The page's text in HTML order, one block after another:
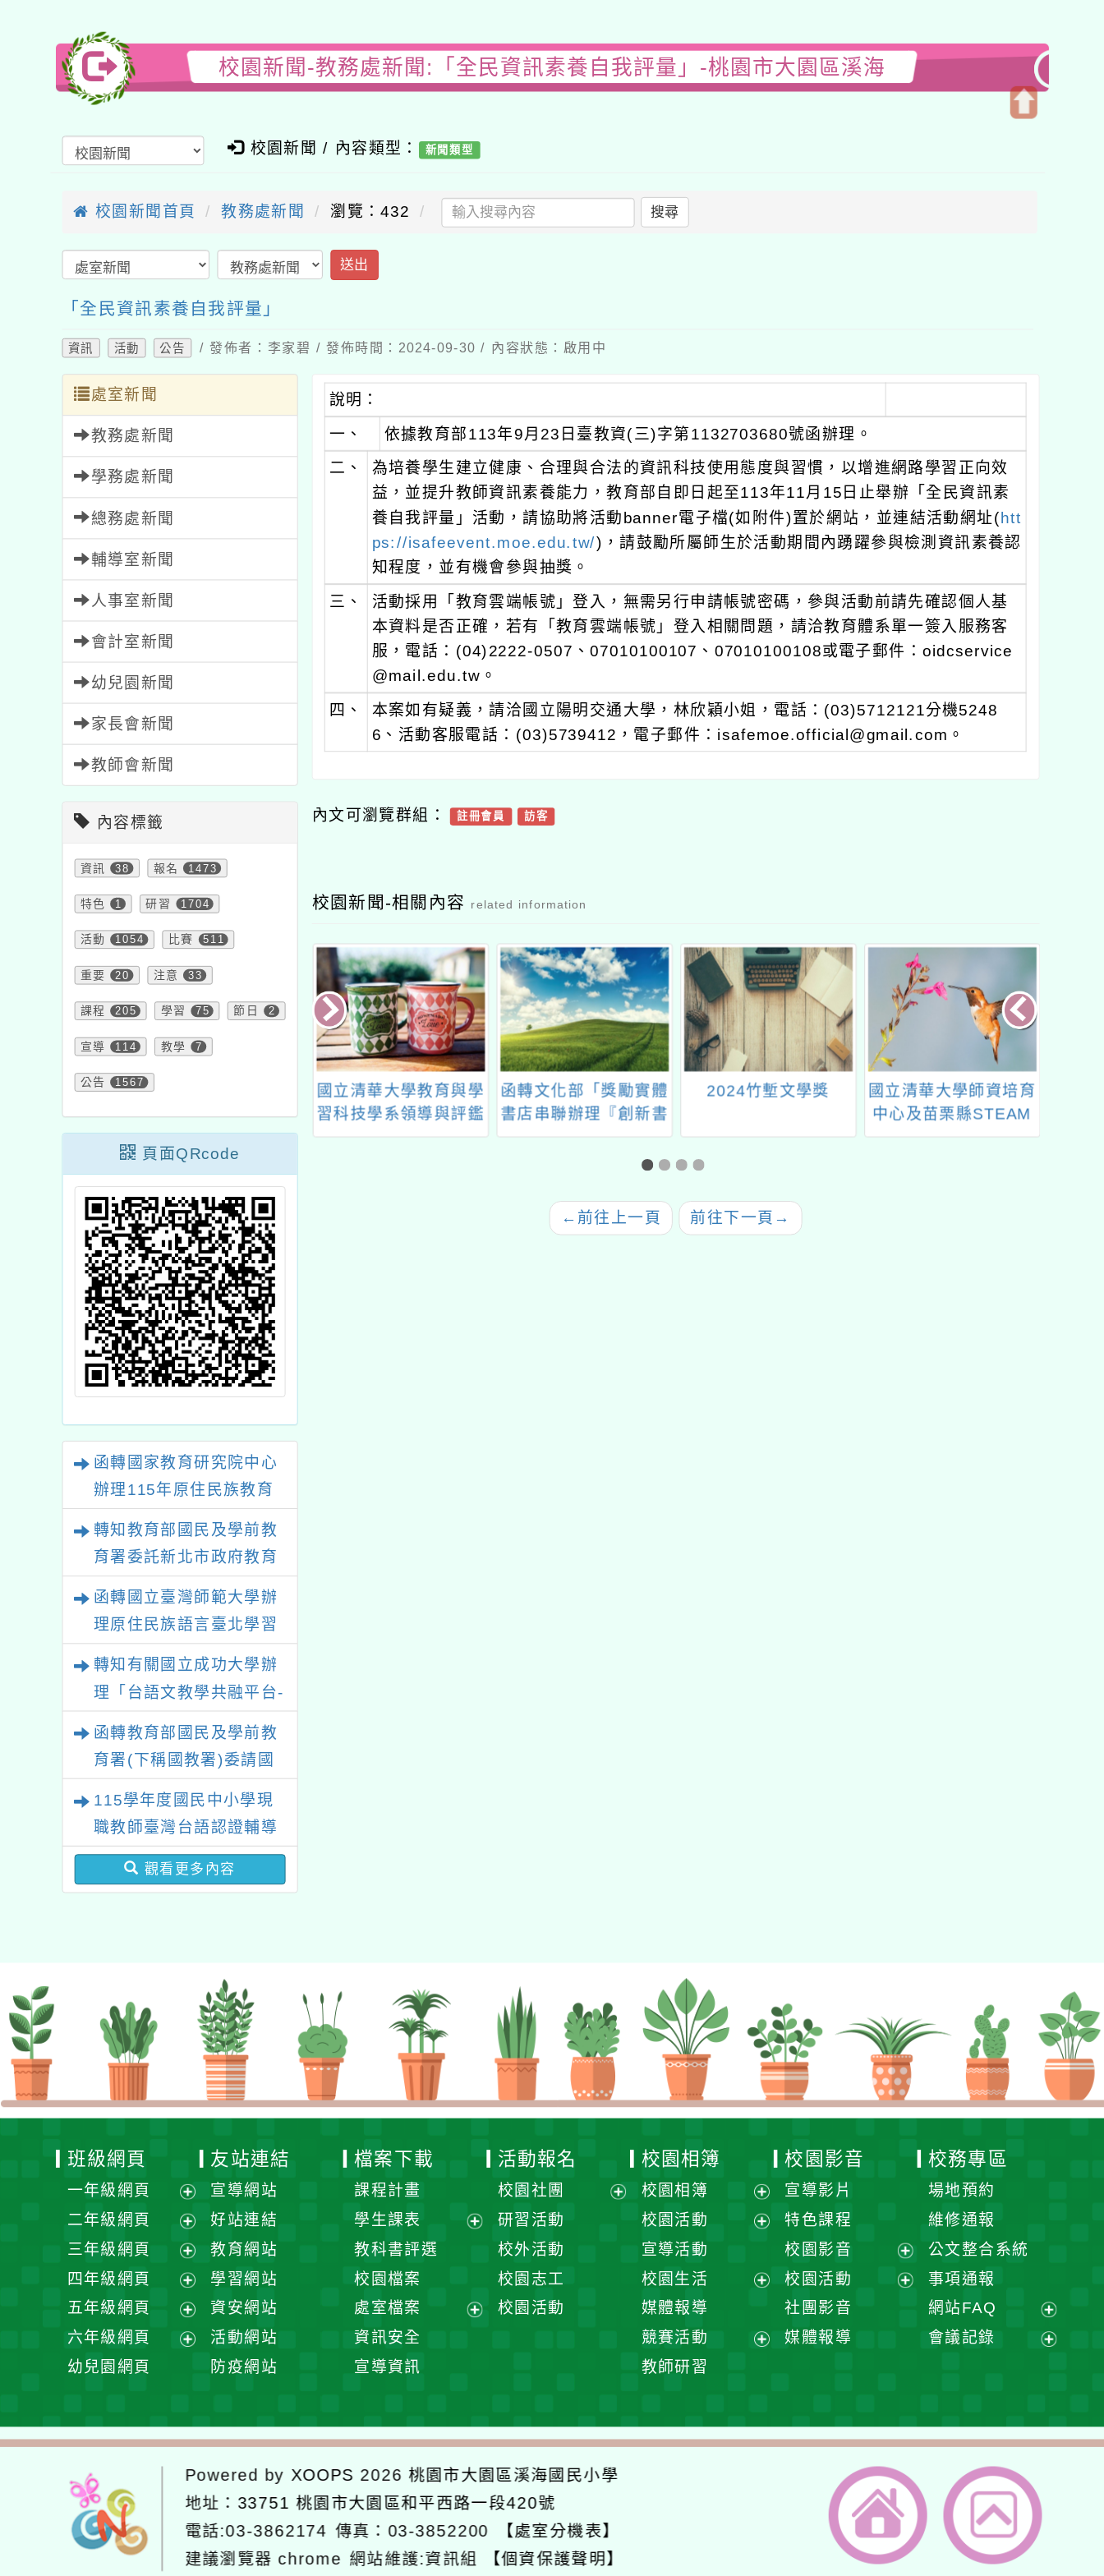
校園新聞-教務處新聞:「全民資訊素養自我評量」-桃園市大園區溪海
校園新聞 / 內容類型： 新聞類型
校園新聞首頁 教務處新聞 瀏覽：432 搜尋
送出
「全民資訊素養自我評量」
資訊 活動 公告 / 發佈者：李家碧 / 發佈時間：2024-09-30 / 內容狀態：啟用中
處室新聞
教務處新聞
學務處新聞
總務處新聞
輔導室新聞
人事室新聞
會計室新聞
幼兒園新聞
家長會新聞
教師會新聞
內容標籤
資訊 38 報名 1473
特色 1 研習 1704
活動 1054 比賽 511
重要 20 注意 33
課程 205 學習 75 節日 2
宣導 114 教學 7
公告 1567
頁面QRcode
函轉國家教育研究院中心
辦理115年原住民族教育
政策研討會「原住民族教
育國際趨勢與發展」
轉知教育部國民及學前教
育署委託新北市政府教育
局辦理「115年度教師專
業成長研習實施計畫－夢
的N次方素養工作坊新北
場」計畫
函轉國立臺灣師範大學辦
理原住民族語言臺北學習
中心115年度第2期「族語
轉知有關國立成功大學辦
理「台語文教學共融平台-
函轉教育部國民及學前教
育署(下稱國教署)委請國
組G-4-6『健康學一下』
澳洲塔斯馬尼亞大學參訪
115學年度國民中小學現
職教師臺灣台語認證輔導
增能課程計畫
觀看更多內容
說明：
一、
依據教育部113年9月23日臺教資(三)字第1132703680號函辦理。
二、
為培養學生建立健康、合理與合法的資訊科技使用態度與習慣，以增進網路學習正向效
益，並提升教師資訊素養能力，教育部自即日起至113年11月15日止舉辦「全民資訊素
養自我評量」活動，請協助將活動banner電子檔(如附件)置於網站，並連結活動網址(htt
ps://isafeevent.moe.edu.tw/)，請鼓勵所屬師生於活動期間內踴躍參與檢測資訊素養認
知程度，並有機會參與抽獎。
三、
活動採用「教育雲端帳號」登入，無需另行申請帳號密碼，參與活動前請先確認個人基
本資料是否正確，若有「教育雲端帳號」登入相關問題，請洽教育體系單一簽入服務客
服，電話：(04)2222-0507、07010100107、07010100108或電子郵件：oidcservice
@mail.edu.tw。
四、 本案如有疑義，請洽國立陽明交通大學，林欣穎小姐，電話：(03)5712121分機5248
6、活動客服電話：(03)5739412，電子郵件：isafemoe.official@gmail.com。
內文可瀏覽群組： 註冊會員 訪客
校園新聞-相關內容 related information
溪自造教育及
十月份教師研
「桃園市政府原住民族
教育資源中心114學年
度工作計畫3-1 辦理原
住民族教育相關研習及
活動」現職教 師暨原
住民族語老師「原住民
族教育」共學增能研習
國立清華大學教育與學
習科技學系領導與評鑑
中心辦理「115年中小
函轉文化部「獎勵實體
書店串聯辦理『創新書
市庄頭書展』」徵件資
訊及協助相關事宜
2024竹塹文學獎
國立清華大學師資培育
中心及苗栗縣STEAM
教育中心辦理「偏鄉教
← 前往上一頁 前往下一頁 →
班級網頁
一年級網頁
展
開
選
單
二年級網頁
展
開
選
單
三年級網頁
展
選
單
四年級網頁
展
選
五年級網頁
展
六年級網頁
單
幼兒園網頁
友站連結
宣導網站
好站連結
教育網站
學習網站
資安網站
活動網站
防疫網站
檔案下載
課程計畫
學生課表
單
教科書評選
校園檔案
處室檔案
資訊安全
宣導資訊
活動報名
校園社團
研習活動
校外活動
校園志工
校園活動
校園相簿
校園相簿
展
開
單
校園活動
選
宣導活動
校園生活
選
媒體報導
競賽活動
單
教師研習
校園影音
宣導影片
特色課程
校園影音
展
校園活動
社團影音
媒體報導
校務專區
場地預約
維修通報
公文整合系統
事項通報
網站FAQ
展
會議記錄
單
Powered by XOOPS 2026桃園市大園區溪海國民小學
地址： 33751 桃園市大園區和平西路一段420號
電話:03-3862174 傳真：03-3852200 【處室分機表】
建議瀏覽器 chrome 網站維護:資訊組 【個資保護聲明】